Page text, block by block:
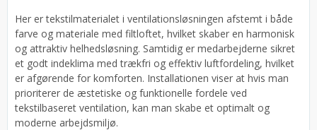
Her er tekstilmaterialet i ventilationsløsningen afstemt i både
farve og materiale med filtloftet, hvilket skaber en harmonisk
og attraktiv helhedsløsning. Samtidig er medarbejderne sikret
et godt indeklima med trækfri og effektiv luftfordeling, hvilket
er afgørende for komforten. Installationen viser at hvis man
prioriterer de æstetiske og funktionelle fordele ved
tekstilbaseret ventilation, kan man skabe et optimalt og
moderne arbejdsmiljø.